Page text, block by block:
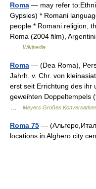
Roma — may refer
Gypsies) * Romani
people * Romani religion,
Roma (2004 film),
Wikipedia
Roma — (Dea Roma),
Jahrh. v. Chr. von
erst seit Errichtung des ihr
geweihten Doppeltempels
Meyers Großes
Roma 75 —
locations in Alghero city